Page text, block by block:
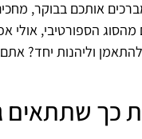
אותכם בבוקר,
הספורטיבי, אולי
להתאמן וליהנות יחד?
כך